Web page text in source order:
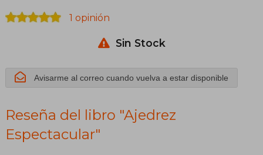
1 opinión
Sin Stock
Avisarme al correo cuando vuelva a estar disponible
Reseña del libro "Ajedrez
Espectacular"